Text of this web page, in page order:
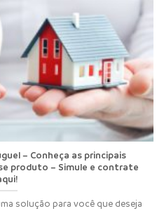
– Conheça as principais
produto – Simule e contrate
solução para você que deseja